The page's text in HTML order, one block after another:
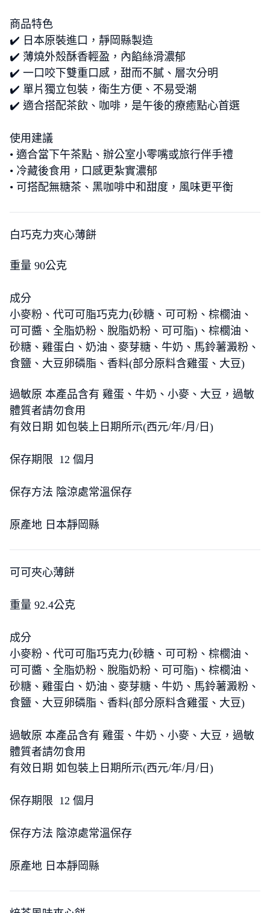
商品特色
✔️ 日本原裝進口，靜岡縣製造
✔️ 薄燒外殼酥香輕盈，內餡絲滑濃郁
✔️ 一口咬下雙重口感，甜而不膩、層次分明
✔️ 單片獨立包裝，衛生方便、不易受潮
✔️ 適合搭配茶飲、咖啡，是午後的療癒點心首選
使用建議
• 適合當下午茶點、辦公室小零嘴或旅行伴手禮
• 冷藏後食用，口感更紮實濃郁
• 可搭配無糖茶、黑咖啡中和甜度，風味更平衡
白巧克力夾心薄餅
重量 90公克
成分
小麥粉、代可可脂巧克力(砂糖、可可粉、棕櫚油、
可可醬、全脂奶粉、脫脂奶粉、可可脂)、棕櫚油、
砂糖、雞蛋白、奶油、麥芽糖、牛奶、馬鈴薯澱粉、
食鹽、大豆卵磷脂、香料(部分原料含雞蛋、大豆)
過敏原 本產品含有 雞蛋、牛奶、小麥、大豆，過敏
體質者請勿食用
有效日期 如包裝上日期所示(西元/年/月/日)
保存期限 12 個月
保存方法 陰涼處常溫保存
原產地 日本靜岡縣
可可夾心薄餅
重量 92.4公克
成分
小麥粉、代可可脂巧克力(砂糖、可可粉、棕櫚油、
可可醬、全脂奶粉、脫脂奶粉、可可脂)、棕櫚油、
砂糖、雞蛋白、奶油、麥芽糖、牛奶、馬鈴薯澱粉、
食鹽、大豆卵磷脂、香料(部分原料含雞蛋、大豆)
過敏原 本產品含有 雞蛋、牛奶、小麥、大豆，過敏
體質者請勿食用
有效日期 如包裝上日期所示(西元/年/月/日)
保存期限 12 個月
保存方法 陰涼處常溫保存
原產地 日本靜岡縣